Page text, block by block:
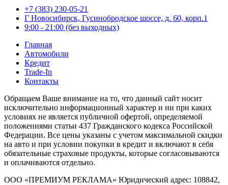
+7 (383) 230-05-21
Г Новосибирск, Гусинобродское шоссе, д. 60, корп.1
9:00 - 21:00 (без выходных)
Главная
Автомобили
Кредит
Trade-In
Контакты
Обращаем Ваше внимание на то, что данный сайт носит
исключительно информационный характер и ни при каких
условиях не является публичной офертой, определяемой
положениями статьи 437 Гражданского кодекса Российской
Федерации. Все цены указаны с учетом максимальной скидки
на авто и при условии покупки в кредит и включают в себя
обязательные страховые продукты, которые согласовываются
и оплачиваются отдельно.
ООО «ПРЕМИУМ РЕКЛАМА» Юридический адрес: 108842,